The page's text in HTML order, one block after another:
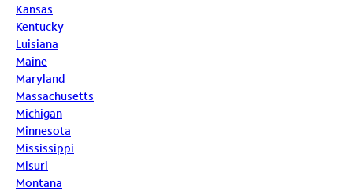
Kansas
Kentucky
Luisiana
Maine
Maryland
Massachusetts
Michigan
Minnesota
Mississippi
Misuri
Montana